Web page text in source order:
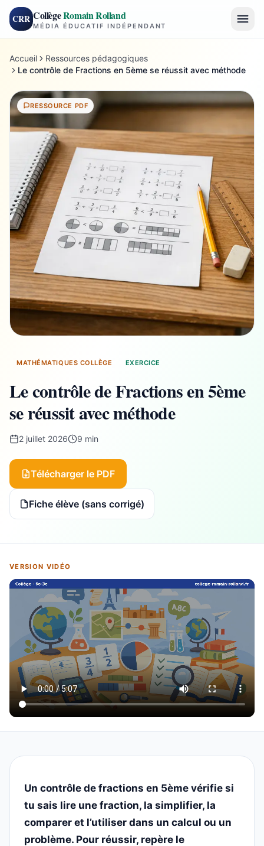
CRR CollègeRomain Rolland
MÉDIA ÉDUCATIF INDÉPENDANT
Accueil
Ressources pédagogiques
Le contrôle de Fractions en 5ème se réussit avec méthode
RESSOURCE PDF
MATHÉMATIQUES COLLÈGE EXERCICE
Le contrôle de Fractions en 5ème
se réussit avec méthode
2 juillet 2026 9 min
Télécharger le PDF
Fiche élève (sans corrigé)
VERSION VIDÉO
Un contrôle de fractions en 5ème vérifie si
tu sais lire une fraction, la simplifier, la
comparer et l’utiliser dans un calcul ou un
problème. Pour réussir, repère le